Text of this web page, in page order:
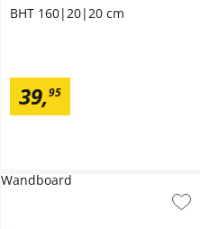
BHT 160|20|20 cm
39,95
Wandboard